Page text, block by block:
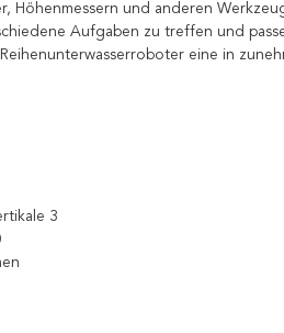
Höhenmessern und anderen
Aufgaben zu treffen und
eine in
3